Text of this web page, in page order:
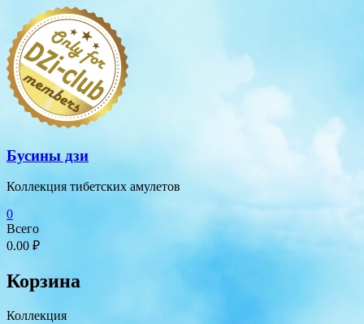
Перейти
содержимому
Бусины дзи
Коллекция тибетских амулетов
0
Всего
0.00 ₽
Корзина
Коллекция